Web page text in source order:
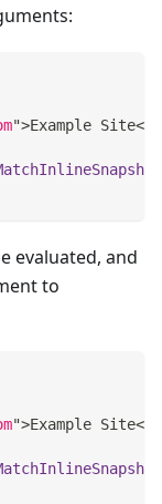
">Example Site</
evaluated, and
to
">Example Site</